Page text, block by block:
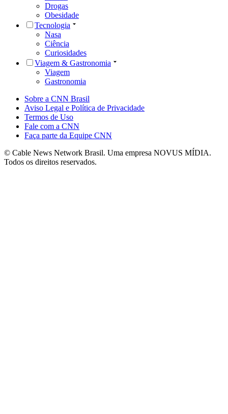
Drogas
Obesidade
Tecnologia
Nasa
Ciência
Curiosidades
Viagem & Gastronomia
Viagem
Gastronomia
Sobre a CNN Brasil
Aviso Legal e Política de Privacidade
Termos de Uso
Fale com a CNN
Faça parte da Equipe CNN
© Cable News Network Brasil. Uma empresa NOVUS MÍDIA.
Todos os direitos reservados.